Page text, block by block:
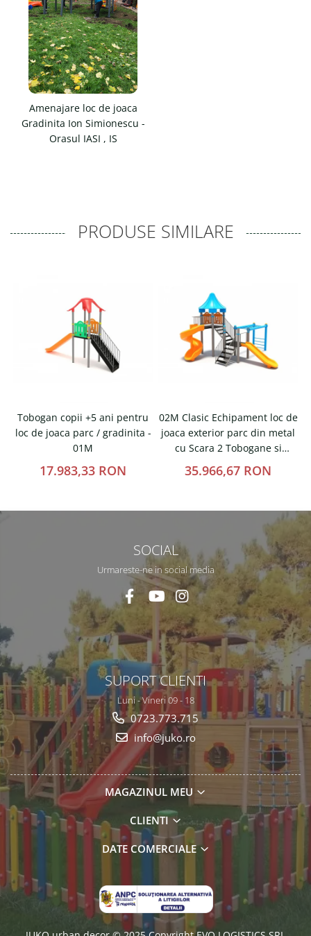
Amenajare loc de joaca
Gradinita Ion Simionescu -
Orasul IASI , IS
PRODUSE SIMILARE
Tobogan copii +5 ani pentru
loc de joaca parc / gradinita -
01M
17.983,33 RON
02M Clasic Echipament loc de
joaca exterior parc din metal
cu Scara 2 Tobogane si
Cataratoare
35.966,67 RON
SOCIAL
Urmareste-ne in social media
SUPORT CLIENTI
Luni - Vineri 09 - 18
0723.773.715
info@juko.ro
MAGAZINUL MEU
CLIENTI
DATE COMERCIALE